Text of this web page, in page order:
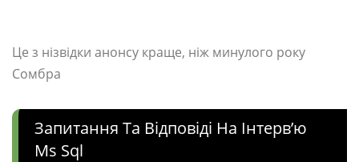
Це з нізвідки анонсу краще, ніж минулого року
Сомбра
Запитання Та Відповіді На Інтерв’ю
Ms Sql